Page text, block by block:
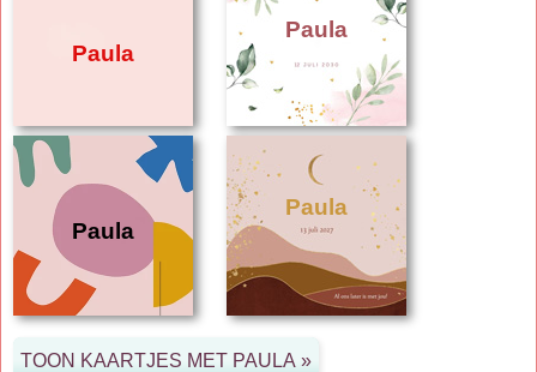
Paula
Paula
Paula
Paula